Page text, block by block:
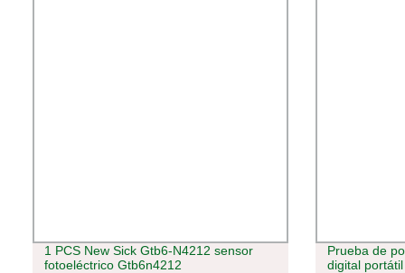
1 PCS New Sick Gtb6-N4212 sensor
fotoeléctrico Gtb6n4212
Prueba de
digital